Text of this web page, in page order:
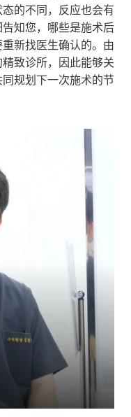
的不同，反应也会有
知您，哪些是施术后
新找医生确认的。由
致诊所，因此能够关
规划下一次施术的节